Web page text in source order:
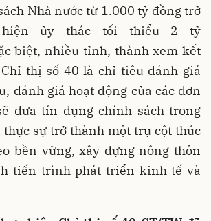
Nhà nước từ 1.000 tỷ đồng trở
hiện ủy thác tối thiểu 2 tỷ
biệt, nhiều tỉnh, thành xem kết
thị số 40 là chỉ tiêu đánh giá
đánh giá hoạt động của các đơn
đưa tín dụng chính sách trong
sự trở thành một trụ cột thúc
bền vững, xây dựng nông thôn
tiến trình phát triển kinh tế và